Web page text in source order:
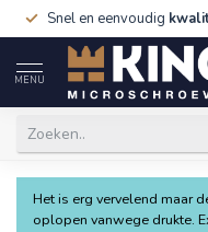
Snel en eenvoudig
MENU
Het is erg vervelend maar
oplopen vanwege drukte.